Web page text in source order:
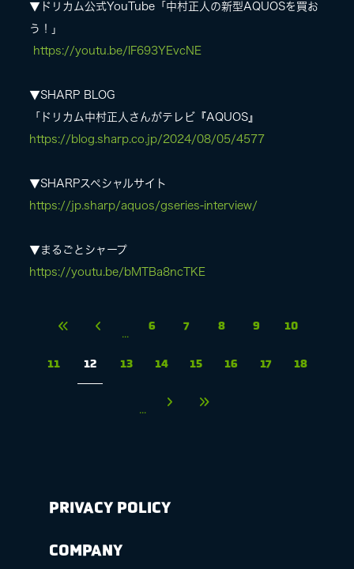
▼ドリカム公式YouTube「中村正人の新型AQUOSを買お
う！」
https://youtu.be/lF693YEvcNE
▼SHARP BLOG
「ドリカム中村正人さんがテレビ『AQUOS』
https://blog.sharp.co.jp/2024/08/05/4577
▼SHARPスペシャルサイト
https://jp.sharp/aquos/gseries-interview/
▼まるごとシャープ
https://youtu.be/bMTBa8ncTKE
...
6 7 8 9 10
11 12 13 14 15 16 17 18
...
PRIVACY POLICY
COMPANY